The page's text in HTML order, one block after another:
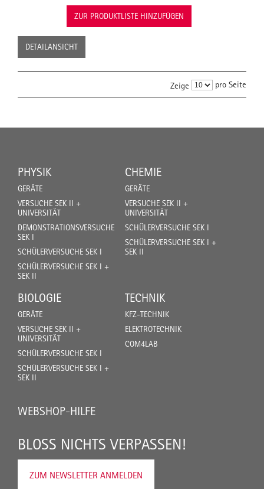
ZUR PRODUKTLISTE HINZUFÜGEN
DETAILANSICHT
Zeige pro Seite
PHYSIK
GERÄTE
VERSUCHE SEK II +
UNIVERSITÄT
DEMONSTRATIONSVERSUCHE
SEK I
SCHÜLERVERSUCHE SEK I
SCHÜLERVERSUCHE SEK I +
SEK II
CHEMIE
GERÄTE
VERSUCHE SEK II +
UNIVERSITÄT
SCHÜLERVERSUCHE SEK I
SCHÜLERVERSUCHE SEK I +
SEK II
BIOLOGIE
GERÄTE
VERSUCHE SEK II +
UNIVERSITÄT
SCHÜLERVERSUCHE SEK I
SCHÜLERVERSUCHE SEK I +
SEK II
TECHNIK
KFZ-TECHNIK
ELEKTROTECHNIK
COM4LAB
WEBSHOP-HILFE
BLOSS NICHTS VERPASSEN!
ZUM NEWSLETTER ANMELDEN